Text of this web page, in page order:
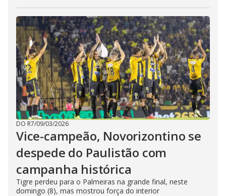
DO R7/09/03/2026
Vice-campeão, Novorizontino se
despede do Paulistão com
campanha histórica
Tigre perdeu para o Palmeiras na grande final, neste
domingo (8), mas mostrou força do interior